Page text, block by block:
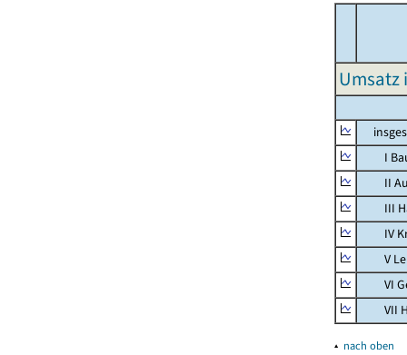
Umsatz
I
II
III
IV
V
VI
VII
▴ nach oben